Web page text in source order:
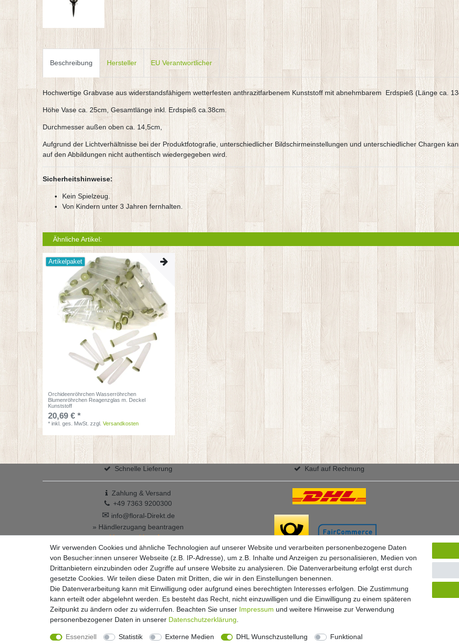
Beschreibung Hersteller EU Verantwortlicher
Hochwertige Grabvase aus widerstandsfähigem wetterfesten anthrazitfarbenem Kunststoff mit abnehmbarem Erdspieß (Länge ca.
Höhe Vase ca. 25cm, Gesamtlänge inkl. Erdspieß ca.38cm.
Durchmesser außen oben ca. 14,5cm,
Aufgrund der Lichtverhältnisse bei der Produktfotografie, unterschiedlicher Bildschirmeinstellungen und unterschiedlicher Chargen
auf den Abbildungen nicht authentisch wiedergegeben wird.
Sicherheitshinweise:
Kein Spielzeug.
Von Kindern unter 3 Jahren fernhalten.
Ähnliche Artikel:
Artikelpaket
Orchideenröhrchen Wasserröhrchen
Blumenröhrchen Reagenzglas m. Deckel
Kunststoff
20,69 € *
*inkl. ges. MwSt. zzgl.Versandkosten
Schnelle Lieferung Kauf auf Rechnung
Zahlung & Versand
+49 7363 9200300
✉ info@floral-Direkt.de
» Händlerzugang beantragen
Vertrag widerrufen
Widerrufs­recht Widerrufs­formular Impressum Daten­schutz­erklärung
© Copyright 2026 Floral-Direkt Alle Rechte vorbehalten.
Wir verwenden Cookies und ähnliche Technologien auf unserer Website und verarbeiten personenbezogene Daten
von Besucher:innen unserer Webseite (z.B. IP-Adresse), um z.B. Inhalte und Anzeigen zu personalisieren, Medien von
Drittanbietern einzubinden oder Zugriffe auf unsere Website zu analysieren. Die Datenverarbeitung erfolgt erst durch
gesetzte Cookies. Wir teilen diese Daten mit Dritten, die wir in den Einstellungen benennen.
Die Datenverarbeitung kann mit Einwilligung oder aufgrund eines berechtigten Interesses erfolgen. Die Zustimmung
kann erteilt oder abgelehnt werden. Es besteht das Recht, nicht einzuwilligen und die Einwilligung zu einem späteren
Zeitpunkt zu ändern oder zu widerrufen. Beachten Sie unser Impressum und weitere Hinweise zur Verwendung
personenbezogener Daten in unserer Daten­schutz­erklärung
Essenziell Statistik Externe Medien DHL Wunschzustellung
Funktional